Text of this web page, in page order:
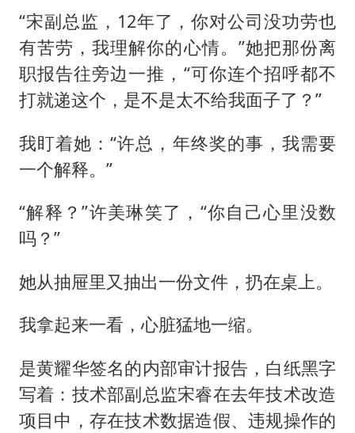
“宋副总监，12年了，你对公司没功劳也
有苦劳，我理解你的心情。”她把那份离
职报告往旁边一推，“可你连个招呼都不
打就递这个，是不是太不给我面子了？”
我盯着她：“许总，年终奖的事，我需要
一个解释。”
“解释？”许美琳笑了，“你自己心里没数
吗？”
她从抽屉里又抽出一份文件，扔在桌上。
我拿起来一看，心脏猛地一缩。
是黄耀华签名的内部审计报告，白纸黑字
写着：技术部副总监宋睿在去年技术改造
项目中，存在技术数据造假、违规操作的